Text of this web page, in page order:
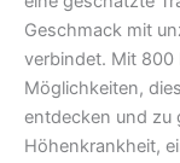
Geschmack mit
verbindet. Mit 800
Möglichkeiten,
entdecken und zu
Höhenkrankheit,